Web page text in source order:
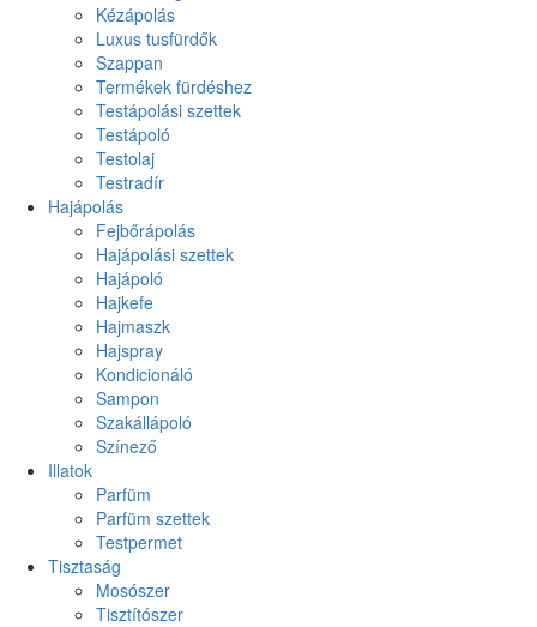
Kézápolás
Luxus tusfürdők
Szappan
Termékek fürdéshez
Testápolási szettek
Testápoló
Testolaj
Testradír
Hajápolás
Fejbőrápolás
Hajápolási szettek
Hajápoló
Hajkefe
Hajmaszk
Hajspray
Kondicionáló
Sampon
Szakállápoló
Színező
Illatok
Parfüm
Parfüm szettek
Testpermet
Tisztaság
Mosószer
Tisztítószer